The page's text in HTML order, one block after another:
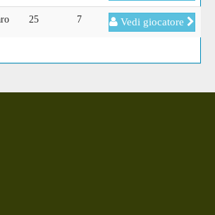
25 7 Vedi giocatore